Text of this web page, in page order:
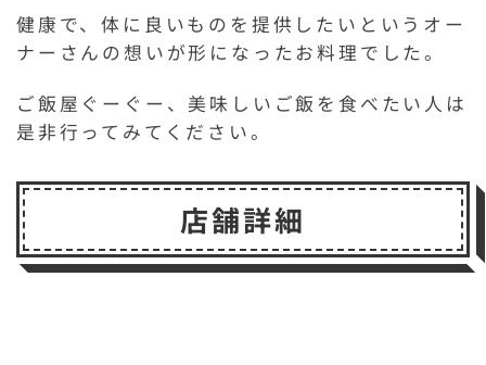
健康で、体に良いものを提供したいというオー
ナーさんの想いが形になったお料理でした。
ご飯屋ぐーぐー、美味しいご飯を食べたい人は
是非行ってみてください。
店舗詳細